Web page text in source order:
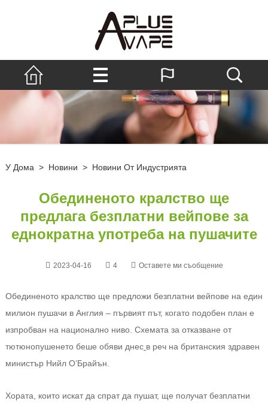
У Дома > Новини > Новини От Индустрията
Обединеното кралство ще
предлага безплатни вейпове за
еднократна употреба на пушачите
2023-04-16 4 Оставете ми съобщение
Обединеното кралство ще предложи безплатни вейпове на един
милион пушачи в Англия – първият път, когато подобен план е
изпробван на национално ниво. Схемата за отказване от
тютюнопушенето беше обяви днес в реч на британския здравен
министър Нийл О’Брайън.
Хората, които искат да спрат да пушат, ще получат безплатни